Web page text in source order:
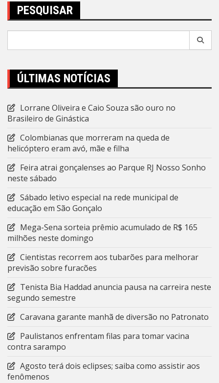
PESQUISAR
ÚLTIMAS NOTÍCIAS
Lorrane Oliveira e Caio Souza são ouro no
Brasileiro de Ginástica
Colombianas que morreram na queda de
helicóptero eram avó, mãe e filha
Feira atrai gonçalenses ao Parque RJ Nosso Sonho
neste sábado
Sábado letivo especial na rede municipal de
educação em São Gonçalo
Mega-Sena sorteia prêmio acumulado de R$ 165
milhões neste domingo
Cientistas recorrem aos tubarões para melhorar
previsão sobre furacões
Tenista Bia Haddad anuncia pausa na carreira neste
segundo semestre
Caravana garante manhã de diversão no Patronato
Paulistanos enfrentam filas para tomar vacina
contra sarampo
Agosto terá dois eclipses; saiba como assistir aos
fenômenos